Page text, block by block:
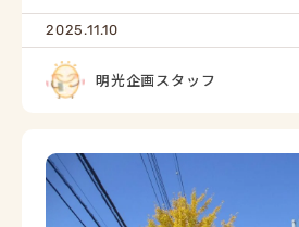
2025.11.10
明光企画スタッフ